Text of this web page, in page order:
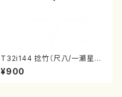
T32i144 捻竹（尺八/一瀬星山/
尺八/都山式譜）都山流公刊楽譜
曲番:593
¥900